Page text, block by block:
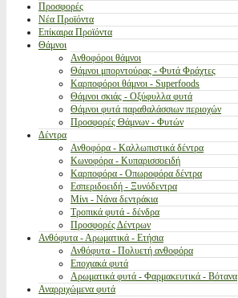
Προσφορές
Νέα Προϊόντα
Επίκαιρα Προϊόντα
Θάμνοι
Ανθοφόροι θάμνοι
Θάμνοι μπορντούρας - Φυτά Φράχτες
Καρποφόροι θάμνοι - Superfoods
Θάμνοι σκιάς - Οξύφυλλα φυτά
Θάμνοι φυτά παραθαλάσσιων περιοχών
Προσφορές Θάμνων - Φυτών
Δέντρα
Ανθοφόρα - Καλλωπιστικά δέντρα
Κωνοφόρα - Κυπαρισσοειδή
Καρποφόρα - Οπωροφόρα δέντρα
Εσπεριδοειδή - Ξυνόδεντρα
Μίνι - Νάνα δεντράκια
Τροπικά φυτά - δένδρα
Προσφορές Δέντρων
Ανθόφυτα - Αρωματικά - Ετήσια
Ανθόφυτα - Πολυετή ανθοφόρα
Εποχιακά φυτά
Αρωματικά φυτά - Φαρμακευτικά - Βότανα
Αναρριχώμενα φυτά